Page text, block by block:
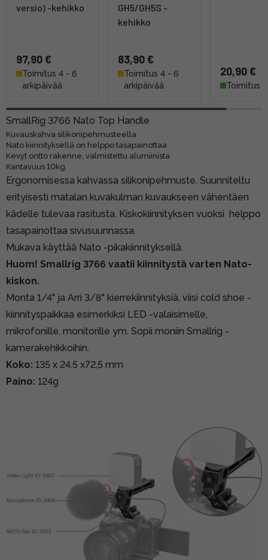
versio) -kehikko
97,90 €
Toimitus 4 - 6
arkipäivää
GH5/GH5S -
kehikko
83,90 €
Toimitus 4 - 6
arkipäivää
20,90 €
Toimitus
SmallRig 3766 Nato Top Handle
Kuvauskahva silikonipehmusteella
Nato kiinnityksellä on helppo tasapainottaa
Kevyt ontto rakenne, valmistettu alumiinista
Kantavuus 10kg.
Ergonomisessa kahvassa silikonipehmuste. Suunniteltu
erityisesti matalan kuvakulman kuvaukseen vähentäen
kädelle tulevaa rasitusta. Kiskokiinnityksen vuoksi helppo
tasapainottaa sivusuunnassa.
Mukava käyttää Nato -pikakiinnityksellä.
Huom! Smallrig 3766 vaatii kiinnitystä varten Nato-
kiskon.
Monta 1/4" ja Arri 3/8" kierrekiinnityksiä, viisi cold shoe -
kiinnityspaikkaa esimerkiksi LED -valaisimelle,
mikrofonille, monitorille ym. Sopii moniin Smallrig -
kamerakehikkoihin.
Koko: 135 x 24.5 x72,5 mm
Paino: 124g